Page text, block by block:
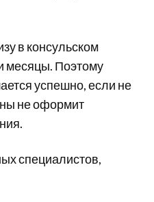
в консульском
месяцы. Поэтому
успешно, если не
не оформит
специалистов,